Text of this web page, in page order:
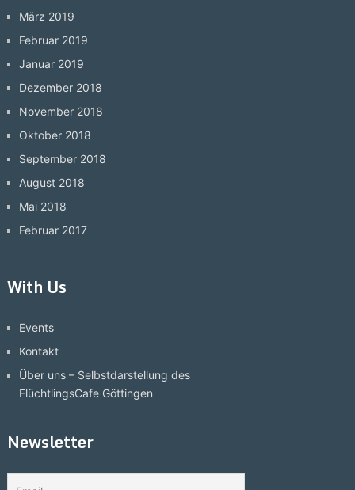
März 2019
Februar 2019
Januar 2019
Dezember 2018
November 2018
Oktober 2018
September 2018
August 2018
Mai 2018
Februar 2017
With Us
Events
Kontakt
Über uns – Selbstdarstellung des
FlüchtlingsCafe Göttingen
Newsletter